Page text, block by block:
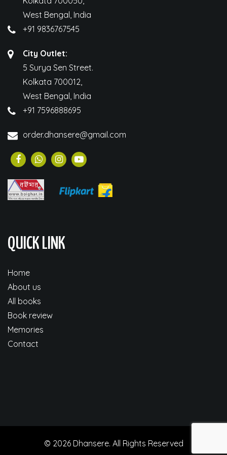
West Bengal, India
+91 9836767545
City Outlet:
5 Surya Sen Street.
Kolkata 700012,
West Bengal, India
+91 7596888695
order.dhansere@gmail.com
QUICK LINK
Home
About us
All books
Book review
Memories
Contact
© 2026 Dhansere. All Rights Reserved